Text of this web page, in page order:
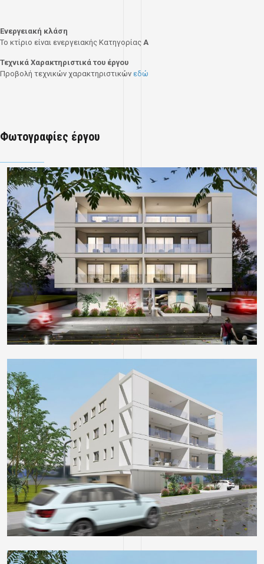
Ενεργειακή κλάση
Το κτίριο είναι ενεργειακής Κατηγορίας A
Τεχνικά Χαρακτηριστικά του έργου
Προβολή τεχνικών χαρακτηριστικών εδώ
Φωτογραφίες έργου